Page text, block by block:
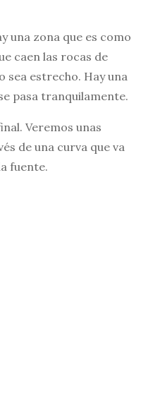
una zona que es como
caen las rocas de
sea estrecho. Hay una
pasa tranquilamente.
Veremos unas
de una curva que va
fuente.